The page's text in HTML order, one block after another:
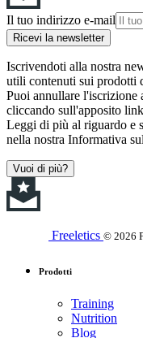
Il tuo indirizzo e-mail
Ricevi la newsletter
Iscrivendoti alla nostra
utili contenuti sui prodotti
Puoi annullare l'iscrizione
cliccando sull'apposito
Leggi di più al riguardo e
nella nostra Informativa
Vuoi di più?
Freeletics © 2026
Prodotti
Training
Nutrition
Blog